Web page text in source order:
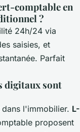
comptable en
?
24h/24 via
saisies, et
Parfait
digitaux sont
l'immobilier. L-
proposent